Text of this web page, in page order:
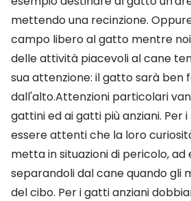
mettendo una recinzione.
campo libero al gatto mentre
delle attività piacevoli al cane
sua attenzione: il gatto sarà ben
dall'alto.Attenzioni particolari
gattini ed ai gatti più anziani. Per
essere attenti che la loro
metta in situazioni di pericolo, ad
separandoli dal cane quando gli
del cibo. Per i gatti anziani